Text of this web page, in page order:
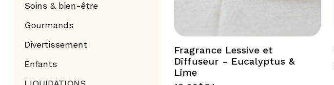
Soins & bien-être
Gourmands
Divertissement
Enfants
Fragrance Lessive et
Diffuseur - Eucalyptus &
Lime